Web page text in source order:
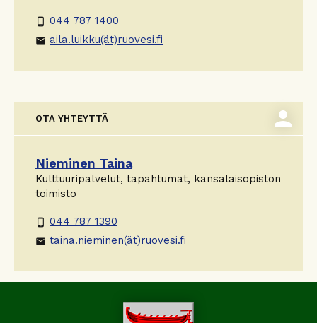
phone_android 044 787 1400
email aila.luikku(ät)ruovesi.fi
OTA YHTEYTTÄ person
Nieminen Taina
Kulttuuripalvelut, tapahtumat, kansalaisopiston
toimisto
phone_android 044 787 1390
email taina.nieminen(ät)ruovesi.fi